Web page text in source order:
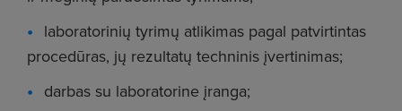
laboratorinių tyrimų atlikimas pagal patvirtintas
procedūras, jų rezultatų techninis įvertinimas;
darbas su laboratorine įranga;